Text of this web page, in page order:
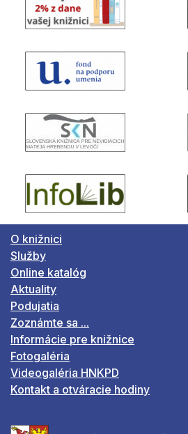
O knižnici
Služby
Online katalóg
Aktuality
Podujatia
Zoznámte sa ...
Informácie pre knižnice
Fotogaléria
Videogaléria HNKPD
Kontakt a otváracie hodiny